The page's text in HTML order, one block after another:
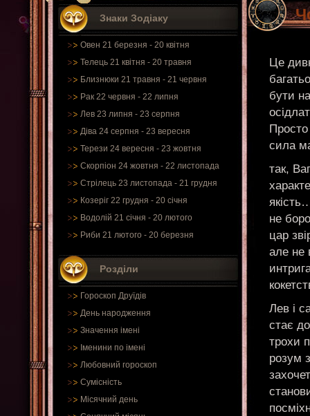
Знаки Зодіаку
Овен 21 березня - 20 квітня
Телець 21 квітня - 20 травня
Близнюки 21 травня - 21 червня
Рак 22 червня - 22 липня
Лев 23 липня - 23 серпня
Діва 24 серпня - 23 вересня
Терези 24 вересня - 23 жовтня
Скорпіон 24 жовтня - 22 листопада
Стрілець 23 листопада - 21 грудня
Козеріг 22 грудня - 20 січня
Водолій 21 січня - 20 лютого
Риби 21 лютого - 20 березня
Розділи
Гороскоп Друїдів
День народження
Значення імені
Іменини по імені
Любовний гороскоп
Сумісність
Місячний день
Це
бути
сила
так,
не
цар
але не
Лев і
стає
трохи
розум